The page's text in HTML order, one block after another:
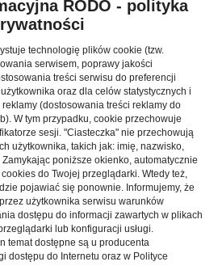
jest od najmłodszych lat.
się w jej przypadku m.in.
reprezentacji Polski.
na halę. –Sport towarzyszy mi
–Moim marzeniem zawsze było
Cieszę się, że mogłam je spełnić,
i teraz będąc na zgrupowaniu
Spodobała mi się ta dyscyplina.
Mistrzostwach Polski z AWF-
wicemistrzostwo Polski z
w Kazachstanie z
Każdy mecz to cenna lekcja,
wyciągnąć coś, czym później
RODO - polityka
technologię plików cookie (tzw.
serwisem, poprawy jakości
treści serwisu do preferencji
oraz dla celów statystycznych i
(dostosowania treści reklamy do
W tym przypadku, cookie przechowuje
sesji. "Ciasteczka" nie przechowują
użytkownika, takich jak: imię, nazwisko,
Zamykając poniższe okienko, automatycznie
do Twojej przeglądarki. Wtedy też,
pojawiać się ponownie. Informujemy, że
użytkownika serwisu warunków
dostępu do informacji zawartych w plikach
lub konfiguracji usługi.
temat dostępne są u producenta
dostępu do Internetu oraz w Polityce